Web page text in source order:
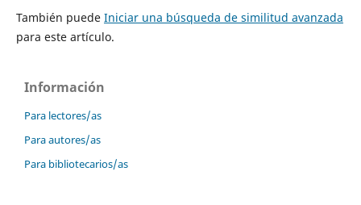
También puede Iniciar una búsqueda de similitud avanzada
para este artículo.
Información
Para lectores/as
Para autores/as
Para bibliotecarios/as